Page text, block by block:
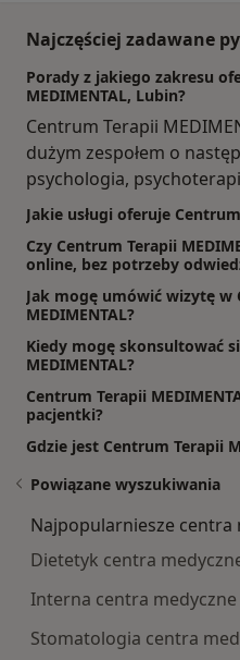
Najczęściej zadawane
Porady z jakiego zakresu
MEDIMENTAL, Lubin?
Centrum Terapii
dużym zespołem o
psychologia,
Jakie usługi oferuje
Czy Centrum Terapii
online, bez potrzeby
Jak mogę umówić wizytę w
MEDIMENTAL?
Kiedy mogę skonsultować
MEDIMENTAL?
Centrum Terapii
pacjentki?
Gdzie jest Centrum Terapii
Powiązane wyszukiwania
Najpopularniesze centra
Dietetyk centra
Interna centra
Stomatologia centra